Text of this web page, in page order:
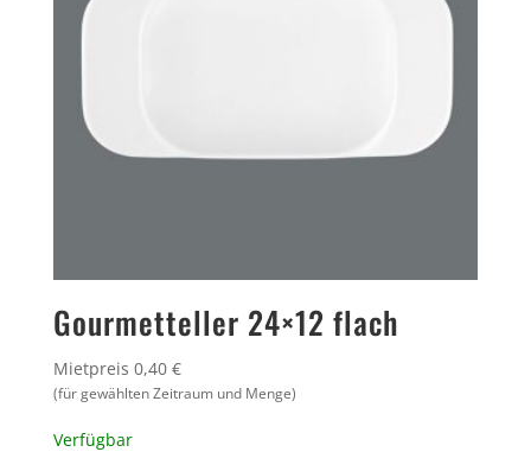
Gourmetteller 24×12 flach
Mietpreis 0,40 €
(für gewählten Zeitraum und Menge)
Verfügbar